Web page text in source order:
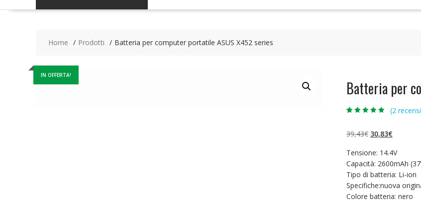
Home Prodotti Batteria per computer portatile ASUS X452 series
IN OFFERTA!
Batteria per
base di
recensioni
(2
39,43€ Il
originale
era:
39,43€.
30,83€Il
attuale
è:
30,83€.
Tensione: 14.4V
Capacità: 2600mAh
Tipo di batteria: Li-ion
Specifiche:nuova
Colore batteria: nero